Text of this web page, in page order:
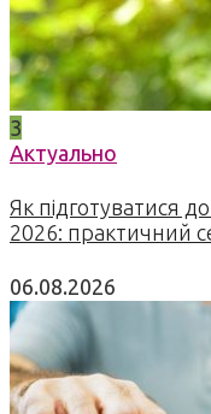
3
Актуально
Як підготуватися
2026: практичний
06.08.2026